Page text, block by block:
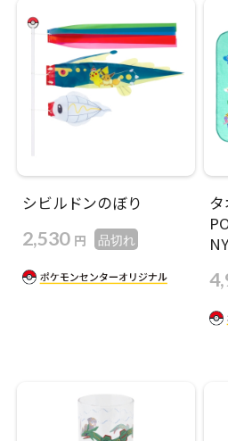
シビルドンのぼり
2,530 円 品切れ